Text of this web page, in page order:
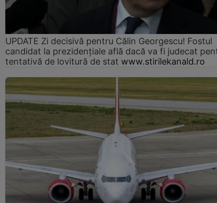
UPDATE Zi decisivă pentru Călin Georgescu! Fostul
candidat la prezidențiale află dacă va fi judecat
tentativă de lovitură de stat www.stirilekanald.ro